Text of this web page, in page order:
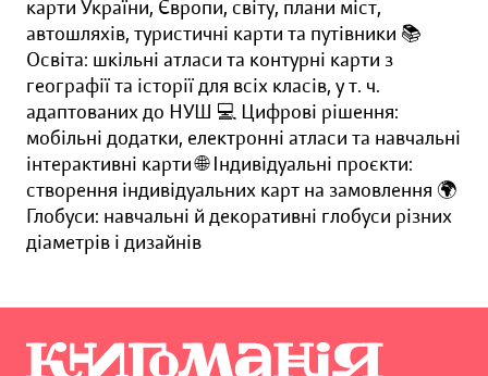
карти України, Європи, світу, плани міст,
автошляхів, туристичні карти та путівники 📚
Освіта: шкільні атласи та контурні карти з
географії та історії для всіх класів, у т. ч.
адаптованих до НУШ 💻 Цифрові рішення:
мобільні додатки, електронні атласи та навчальні
інтерактивні карти 🌐 Індивідуальні проєкти:
створення індивідуальних карт на замовлення 🌍
Глобуси: навчальні й декоративні глобуси різних
діаметрів і дизайнів